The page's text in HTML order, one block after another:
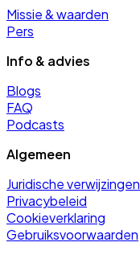
Missie & waarden
Pers
Info & advies
Blogs
FAQ
Podcasts
Algemeen
Juridische verwijzingen
Privacybeleid
Cookieverklaring
Gebruiksvoorwaarden